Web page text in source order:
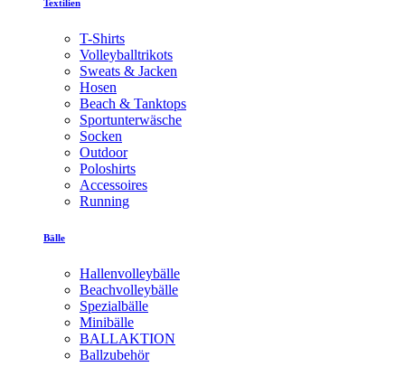
Textilien
T-Shirts
Volleyballtrikots
Sweats & Jacken
Hosen
Beach & Tanktops
Sportunterwäsche
Socken
Outdoor
Poloshirts
Accessoires
Running
Bälle
Hallenvolleybälle
Beachvolleybälle
Spezialbälle
Minibälle
BALLAKTION
Ballzubehör